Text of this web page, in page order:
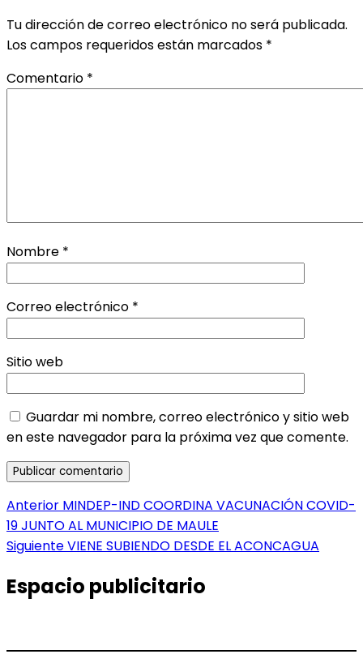
Tu dirección de correo electrónico no será publicada.
Los campos requeridos están marcados *
Comentario *
Nombre *
Correo electrónico *
Sitio web
Guardar mi nombre, correo electrónico y sitio web
en este navegador para la próxima vez que comente.
Navegación
de
Anterior Entrada
anterior:
MINDEP-IND COORDINA VACUNACIÓN COVID-
19 JUNTO AL MUNICIPIO DE MAULE
SiguienteEntrada
VIENE SUBIENDO DESDE EL ACONCAGUA
Espacio publicitario